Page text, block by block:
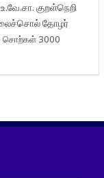
உ.வே.சா. குறள்நெறி
தோழர்
சொற்கள் 3000